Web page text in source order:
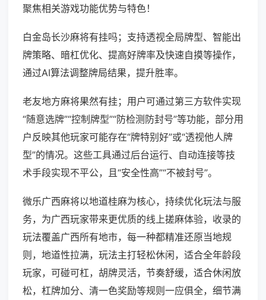
聚焦相关游戏功能优势与特色！
白金岛长沙麻将有挂吗；支持透视全局牌型、智能出
牌策略、暗杠优化、提高好牌率及快速自摸等操作，
通过AI算法调整牌局结果，提升胜率。
老友地方麻将果然有挂；用户可通过第三方软件实现
“随意选牌”“控制牌型”“防检测防封号”等功能，部分用
户反映其他玩家可能存在“牌特别好”或“透视他人牌
型”的情况。这些工具通过后台运行、自动连接等技
术手段实现不平公，且“安全性高”“不被封号”。
微乐广西麻将以地道桂麻为核心，持续优化玩法与服
务，为广西玩家带来更优质的线上搓麻体验，收录的
玩法覆盖广西所有地市，每一种都精准还原当地规
则，地道性拉满，玩法主打轻松休闲，适合全年龄段
玩家，可碰可杠，胡牌灵活，节奏舒缓，适合休闲放
松，杠牌加分、清一色奖励等规则一应俱全，细节满